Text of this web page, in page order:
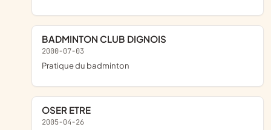
BADMINTON CLUB DIGNOIS
2000-07-03
pratique du badminton
OSER ETRE
2005-04-26